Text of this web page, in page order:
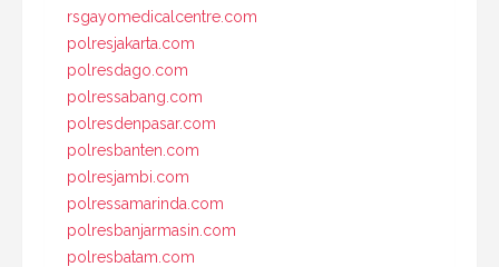
rsgayomedicalcentre.com
polresjakarta.com
polresdago.com
polressabang.com
polresdenpasar.com
polresbanten.com
polresjambi.com
polressamarinda.com
polresbanjarmasin.com
polresbatam.com